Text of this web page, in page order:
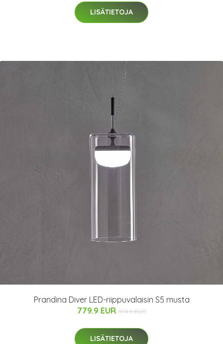
LISÄTIETOJA
Prandina Diver LED-riippuvalaisin S5 musta
779.9 EUR 974.9 EUR
LISÄTIETOJA